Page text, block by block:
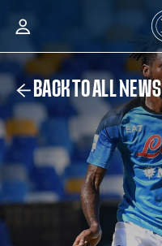
BACK TO ALL NEWS